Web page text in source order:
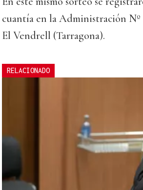
cuantía en la Administración Nº
El Vendrell (Tarragona).
RELACIONADO